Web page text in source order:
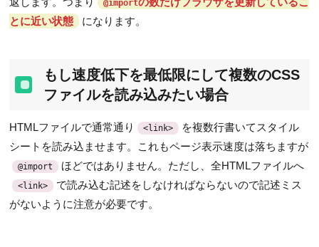
@import
とに近い状態
になります。
もし速度低下を最低限にして複数のCSS
ファイルを読み込みたい場合
HTMLファイルで通常通り <link>
を複数行書いてスタイル
シートを読み込ませます。これもページ表示速度は落ちますが
@import ほどではありません。ただし、全HTMLファイルへ
<link>
で読み込む記述をしなければならないので記述ミス
がないように注意が必要です。